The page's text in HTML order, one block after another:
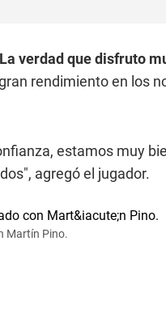
La verdad que disfruto
rendimiento en los
estamos muy
agregó el jugador.
Martín Pino.